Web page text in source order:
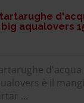
aqualovers
d'acqua
è il
...